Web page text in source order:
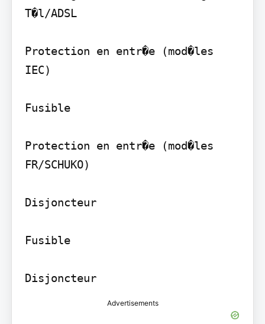
T�l/ADSL
Protection en entr�e (mod�les
IEC)
Fusible
Protection en entr�e (mod�les
FR/SCHUKO)
Disjoncteur
Fusible
Disjoncteur
Advertisements